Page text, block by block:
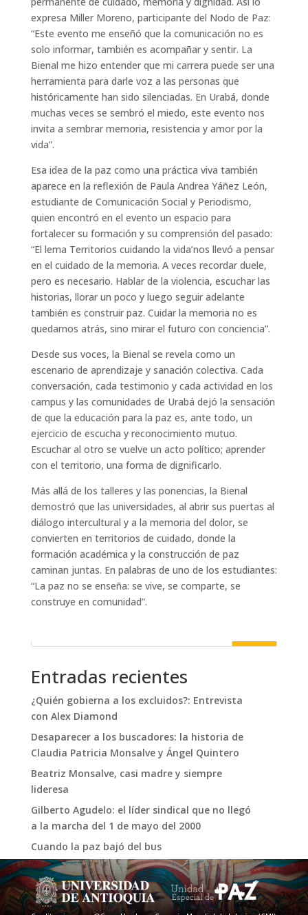
expresa Miller Moreno, participante del Nodo de Paz:
“Este evento me enseñó que la comunicación no es
solo informar, también es acompañar y sentir. La
Bienal me hizo entender que mi carrera puede ser una
herramienta para darle voz a las personas que
históricamente han sido silenciadas. En Urabá, donde
muchas veces se sembró el miedo, este evento nos
invita a sembrar memoria, resistencia y amor por la
vida”.
Esa idea de la paz como una práctica viva también
aparece en la reflexión de Paula Andrea Yáñez León,
estudiante de Comunicación Social y Periodismo,
quien encontró en el evento un espacio para
fortalecer su formación y su comprensión del pasado:
“El lema Territorios cuidando la vida’nos llevó a pensar
en el cuidado de la memoria. A veces recordar duele,
pero es necesario. Hablar de la violencia, escuchar las
historias, llorar un poco y luego seguir adelante
también es construir paz. Cuidar la memoria no es
quedarnos atrás, sino mirar el futuro con conciencia”.
Desde sus voces, la Bienal se revela como un
escenario de aprendizaje y sanación colectiva. Cada
conversación, cada testimonio y cada actividad en los
campus y las comunidades de Urabá dejó la sensación
de que la educación para la paz es, ante todo, un
ejercicio de escucha y reconocimiento mutuo.
Escuchar al otro se vuelve un acto político; aprender
con el territorio, una forma de dignificarlo.
Más allá de los talleres y las ponencias, la Bienal
demostró que las universidades, al abrir sus puertas al
diálogo intercultural y a la memoria del dolor, se
convierten en territorios de cuidado, donde la
formación académica y la construcción de paz
caminan juntas. En palabras de uno de los estudiantes:
“La paz no se enseña: se vive, se comparte, se
construye en comunidad”.
Entradas recientes
¿Quién gobierna a los excluidos?: Entrevista
con Alex Diamond
Desaparecer a los buscadores: la historia de
Claudia Patricia Monsalve y Ángel Quintero
Beatriz Monsalve, casi madre y siempre
lideresa
Gilberto Agudelo: el líder sindical que no llegó
a la marcha del 1 de mayo del 2000
Cuando la paz bajó del bus